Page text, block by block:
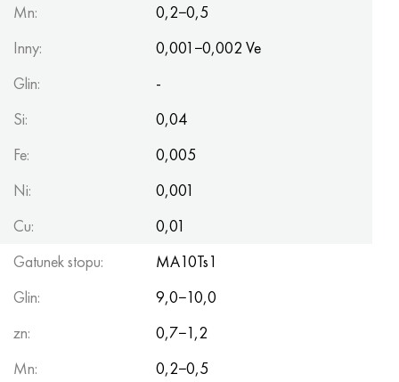
Mn:
0,2−0,5
Inny:
0,001−0,002 Ve
Glin:
-
Si:
0,04
Fe:
0,005
Ni:
0,001
Cu:
0,01
Gatunek stopu:
MA10Ts1
Glin:
9,0−10,0
zn:
0,7−1,2
Mn:
0,2−0,5